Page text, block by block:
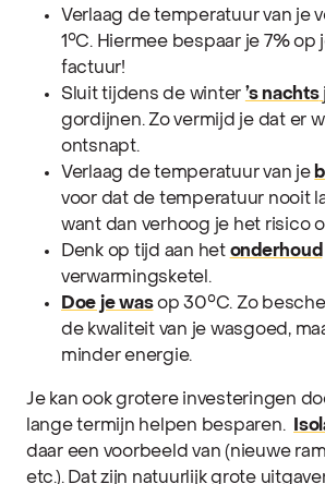
Verlaag de temperatuur van je
1°C. Hiermee bespaar je 7% op
factuur!
Sluit tijdens de winter ’s nachts
gordijnen. Zo vermijd je dat er
ontsnapt.
Verlaag de temperatuur van je
voor dat de temperatuur nooit
want dan verhoog je het risico
Denk op tijd aan het onderhoud
verwarmingsketel.
Doe je wasop 30°C. Zo
de kwaliteit van je wasgoed,
minder energie.
Je kan ook grotere investeringen
lange termijn helpen besparen.
daar een voorbeeld van (nieuwe
etc.). Dat zijn natuurlijk grote